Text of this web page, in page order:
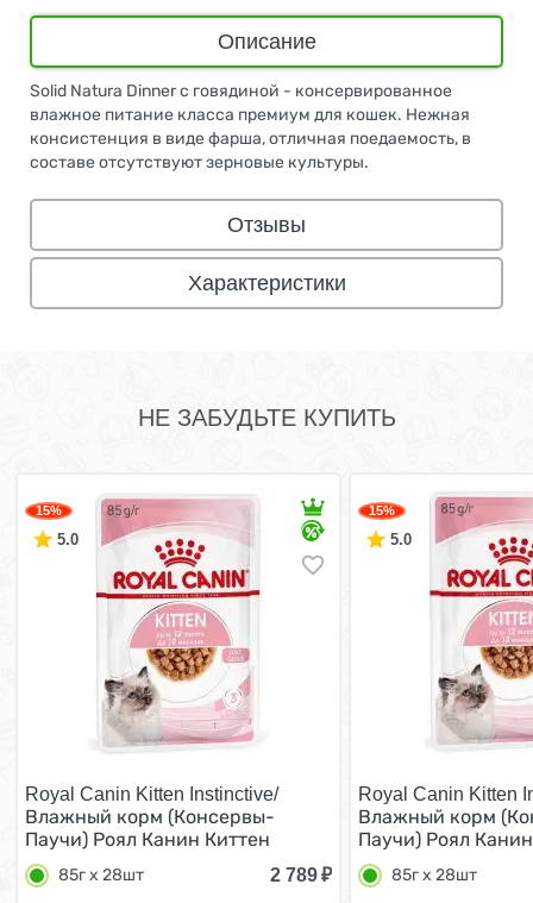
Описание
Solid Natura Dinner с говядиной - консервированное
влажное питание класса премиум для кошек. Нежная
консистенция в виде фарша, отличная поедаемость, в
составе отсутствуют зерновые культуры.
Отзывы
Характеристики
НЕ ЗАБУДЬТЕ КУПИТЬ
15%
5.0
Royal Canin Kitten Instinctive/
Влажный корм (Консервы-
Паучи) Роял Канин Киттен
Инстинктив для Котят в
возрасте от 4 до 12 месяцев в
85г х 28шт 2 789₽
15%
5.0
Royal Canin Kitten
Влажный корм
Паучи) Роял
Инстинктив для
возрасте от 4 до
85г х 28шт